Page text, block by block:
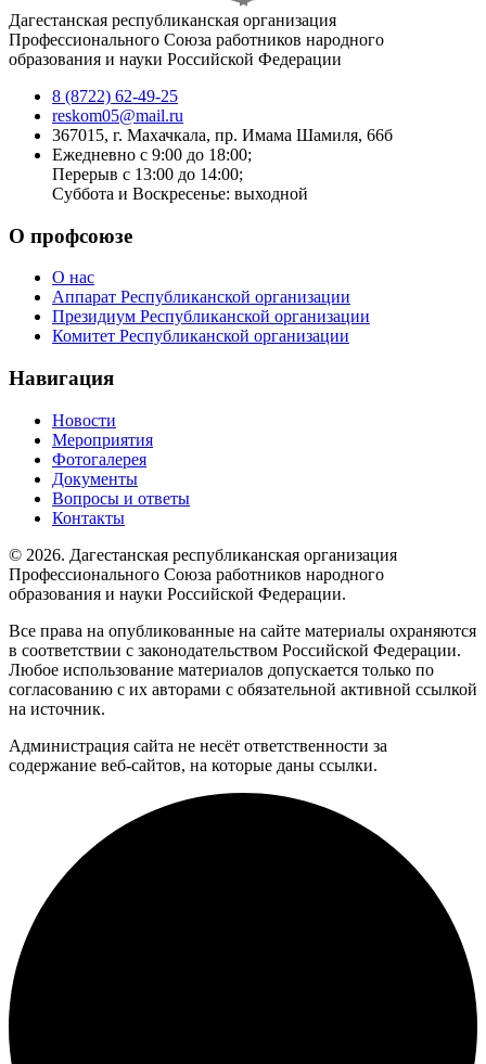
Дагестанская республиканская организация
Профессионального Союза работников народного
образования и науки Российской Федерации
8 (8722) 62-49-25
reskom05@mail.ru
367015, г. Махачкала, пр. Имама Шамиля, 66б
Ежедневно с 9:00 до 18:00;
Перерыв с 13:00 до 14:00;
Суббота и Воскресенье: выходной
О профсоюзе
О нас
Аппарат Республиканской организации
Президиум Республиканской организации
Комитет Республиканской организации
Навигация
Новости
Мероприятия
Фотогалерея
Документы
Вопросы и ответы
Контакты
© 2026. Дагестанская республиканская организация
Профессионального Союза работников народного
образования и науки Российской Федерации.
Все права на опубликованные на сайте материалы охраняются
в соответствии с законодательством Российской Федерации.
Любое использование материалов допускается только по
согласованию с их авторами с обязательной активной ссылкой
на источник.
Администрация сайта не несёт ответственности за
содержание веб-сайтов, на которые даны ссылки.